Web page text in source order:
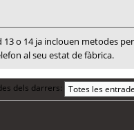
o 14 ja inclouen metodes
al seu estat de fàbrica.
dels darrers: